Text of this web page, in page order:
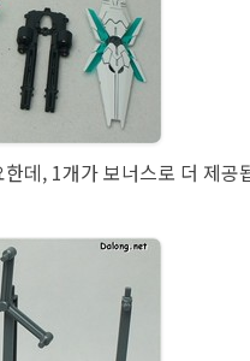
데, 1개가 보너스로 더 제공